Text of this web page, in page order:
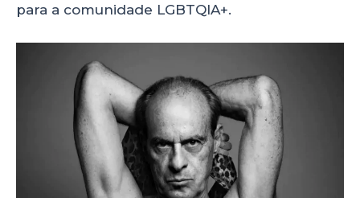
para a comunidade LGBTQIA+.